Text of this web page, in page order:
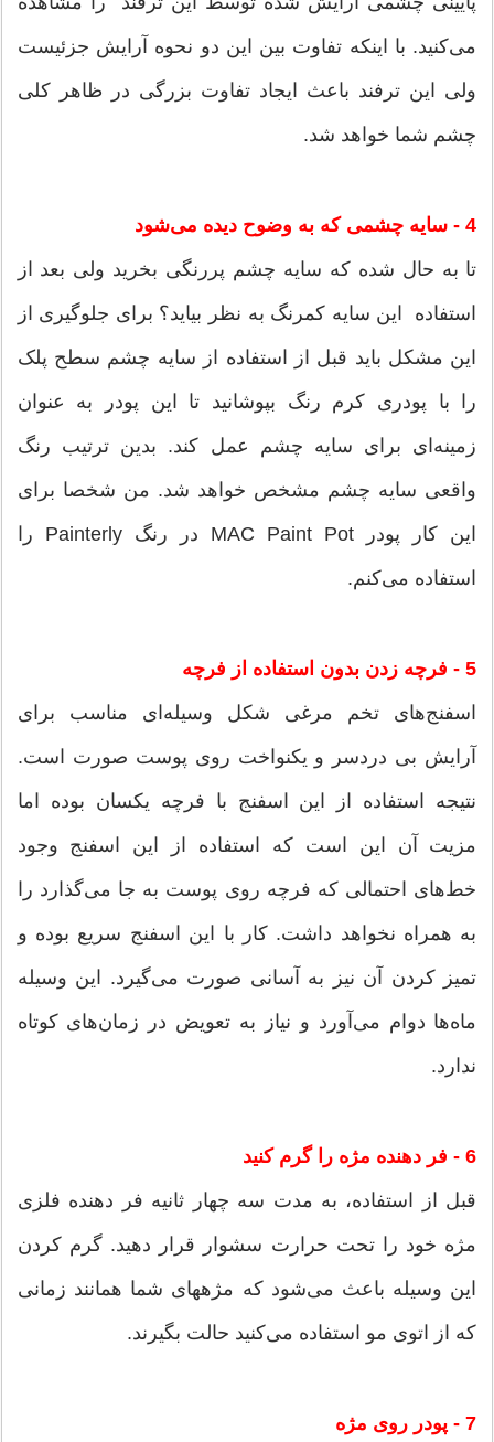
می‌کنید. با اینکه تفاوت بین این دو نحوه آرایش جزئیست
ولی این ترفند باعث ایجاد تفاوت بزرگی در ظاهر کلی
چشم شما خواهد شد.
4 - سایه چشمی که به وضوح دیده می‌شود
تا به حال شده که سایه چشم پررنگی بخرید ولی بعد از
استفاده این سایه کمرنگ به نظر بیاید؟ برای جلوگیری از
این مشکل باید قبل از استفاده از سایه چشم سطح پلک
را با پودری کرم رنگ بپوشانید تا این پودر به عنوان
زمینه‌ای برای سایه چشم عمل کند. بدین ترتیب رنگ
واقعی سایه چشم مشخص خواهد شد. من شخصا برای
این کار پودر MAC Paint Pot در رنگ Painterly را
استفاده می‌کنم.
5 - فرچه زدن بدون استفاده از فرچه
اسفنج‌های تخم مرغی شکل وسیله‌ای مناسب برای
آرایش بی دردسر و یکنواخت روی پوست صورت است.
نتیجه استفاده از این اسفنج با فرچه یکسان بوده اما
مزیت آن این است که استفاده از این اسفنج وجود
خط‌های احتمالی که فرچه روی پوست به جا می‌گذارد را
به همراه نخواهد داشت. کار با این اسفنج سریع بوده و
تمیز کردن آن نیز به آسانی صورت می‌گیرد. این وسیله
ماه‌ها دوام می‌آورد و نیاز به تعویض در زمان‌های کوتاه
ندارد.
6 - فر دهنده مژه را گرم کنید
قبل از استفاده، به مدت سه چهار ثانیه فر دهنده فلزی
مژه خود را تحت حرارت سشوار قرار دهید. گرم کردن
این وسیله باعث می‌شود که مژه‎های شما همانند زمانی
که از اتوی مو استفاده می‌کنید حالت بگیرند.
7 - پودر روی مژه